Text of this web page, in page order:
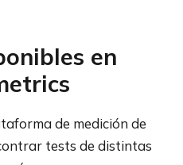
en
de medición de
tests de distintas